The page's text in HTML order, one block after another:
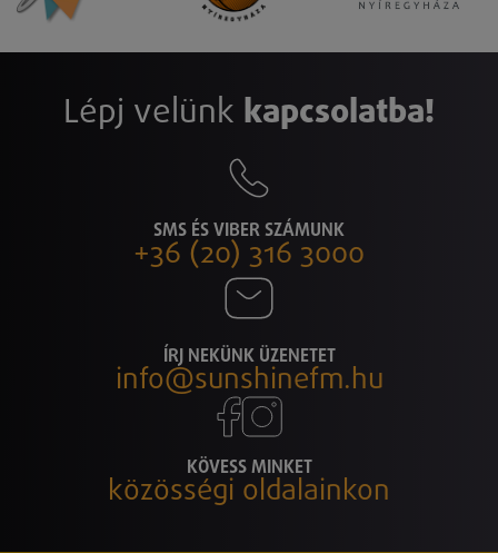
Lépj velünk kapcsolatba!
SMS ÉS VIBER SZÁMUNK
+36 (20) 316 3000
ÍRJ NEKÜNK ÜZENETET
info@sunshinefm.hu
KÖVESS MINKET
közösségi oldalainkon